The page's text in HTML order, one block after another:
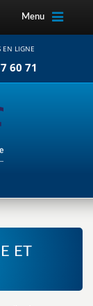
Menu
EN LIGNE
60 71
ET